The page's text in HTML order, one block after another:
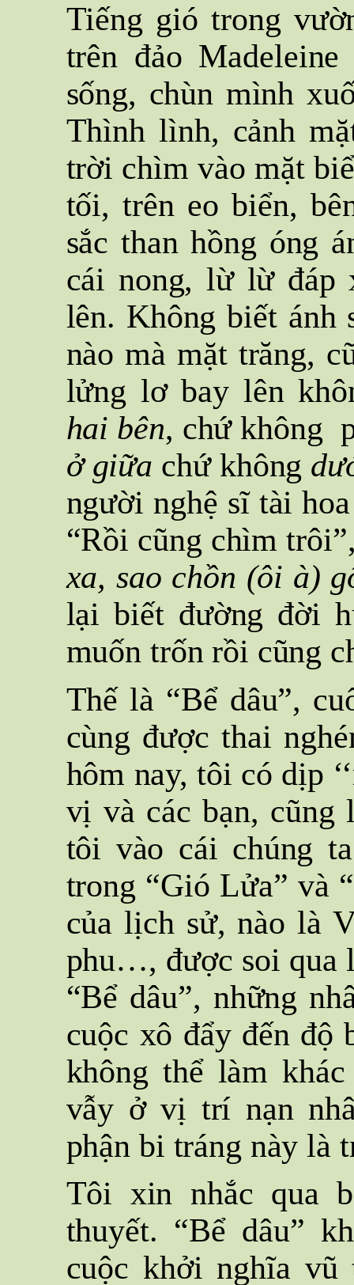
Tiếng gió trong
trên đảo
sống, chùn mình
Thình lình, cảnh
trời chìm vào mặt
tối, trên eo biển,
sắc than hồng óng
cái nong, lừ lừ đáp
lên. Không biết ánh
nào mà mặt trăng,
lửng lơ bay lên
hai bên, chứ không
ở giữa chứ không
người nghệ sĩ tài
“Rồi cũng chìm
xa, sao chồn (ôi à)
lại biết đường đời
muốn trốn rồi cũng
Thế là “Bể dâu”,
cùng được thai
hôm nay, tôi có dịp
vị và các bạn, cũng
tôi vào cái chúng
trong “Gió Lửa” và
của lịch sử, nào là
phu…, được soi qua
“Bể dâu”, những
cuộc xô đẩy đến độ
không thể làm
vẫy ở vị trí nạn
phận bi tráng này là
Tôi xin nhắc qua
thuyết. “Bể dâu”
cuộc khởi nghĩa vũ